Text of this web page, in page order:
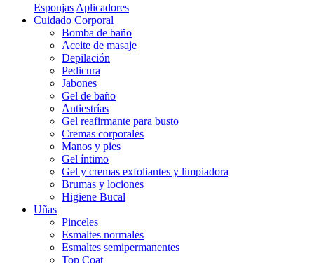
Esponjas Aplicadores
Cuidado Corporal
Bomba de baño
Aceite de masaje
Depilación
Pedicura
Jabones
Gel de baño
Antiestrías
Gel reafirmante para busto
Cremas corporales
Manos y pies
Gel íntimo
Gel y cremas exfoliantes y limpiadora
Brumas y lociones
Higiene Bucal
Uñas
Pinceles
Esmaltes normales
Esmaltes semipermanentes
Top Coat